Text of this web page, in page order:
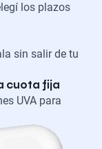
los plazos
sin salir de tu
cuota fija
UVA para